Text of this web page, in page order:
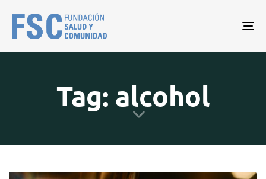
Tag: alcohol